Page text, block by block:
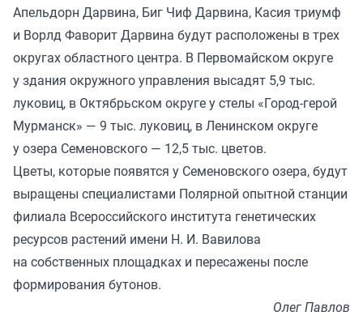
Апельдорн Дарвина, Биг Чиф Дарвина, Касия триумф
и Ворлд Фаворит Дарвина будут расположены в трех
округах областного центра. В Первомайском округе
у здания окружного управления высадят 5,9 тыс.
луковиц, в Октябрьском округе у стелы «Город-герой
Мурманск» — 9 тыс. луковиц, в Ленинском округе
у озера Семеновского — 12,5 тыс. цветов.
Цветы, которые появятся у Семеновского озера, будут
выращены специалистами Полярной опытной станции
филиала Всероссийского института генетических
ресурсов растений имени Н. И. Вавилова
на собственных площадках и пересажены после
формирования бутонов.
Олег Павлов